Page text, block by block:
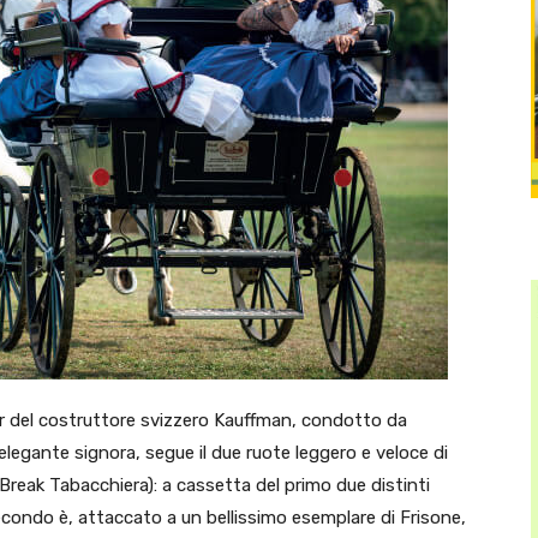
del costruttore svizzero Kauffman, condotto da
signora, segue il due ruote leggero e veloce di
Tabacchiera): a cassetta del primo due distinti
è, attaccato a un bellissimo esemplare di Frisone,